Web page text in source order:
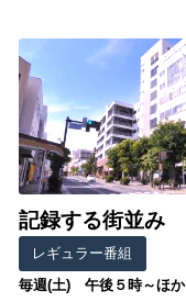
記録する街並み
レギュラー番組
毎週(土) 午後５時～ほか